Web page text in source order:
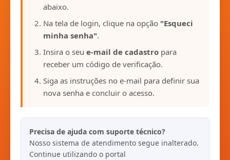
abaixo.
Na tela de login, clique na opção "Esqueci
minha senha".
Insira o seu e-mail de cadastro para
receber um código de verificação.
Siga as instruções no e-mail para definir sua
nova senha e concluir o acesso.
Precisa de ajuda com suporte técnico?
Nosso sistema de atendimento segue inalterado.
Continue utilizando o portal